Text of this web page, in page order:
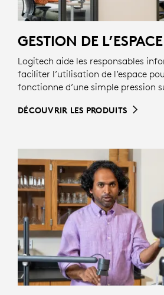
GESTION DE L’ESPACE
Logitech aide les responsables
faciliter l’utilisation de l’espace
fonctionne d’une simple pression
DÉCOUVRIR LES PRODUITS